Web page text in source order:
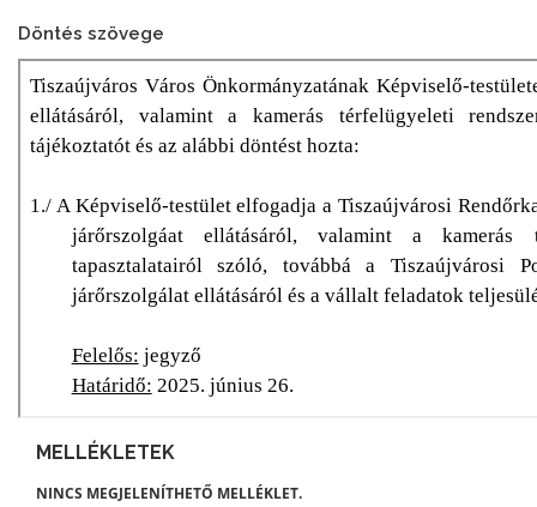
Döntés szövege
MELLÉKLETEK
NINCS MEGJELENÍTHETŐ MELLÉKLET.